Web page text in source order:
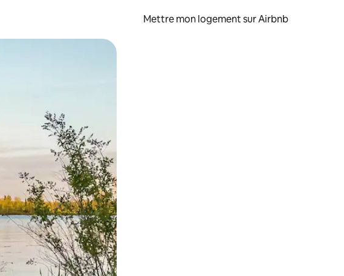
Mettre mon logement sur Airbnb
et en faisant glisser.